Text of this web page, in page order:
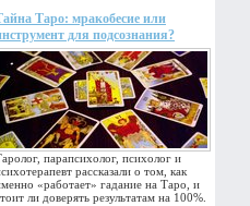
Таро: мракобесие или
для подсознания?
парапсихолог, психолог и
рассказали о том, как
«работает» гадание на Таро, и
ли доверять результатам на 100%.